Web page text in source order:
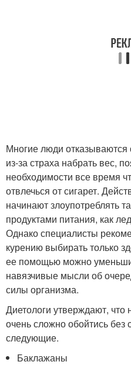
Многие люди отказываются
из-за страха набрать вес,
необходимости все время
отвлечься от сигарет.
начинают злоупотреблять
продуктами питания, как
Однако специалисты
курению выбирать только
ее помощью можно
навязчивые мысли об
силы организма.
Диетологи утверждают, что
очень сложно обойтись без
следующие.
Баклажаны